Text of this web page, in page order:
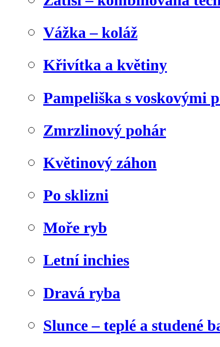
Vážka – koláž
Křivítka a květiny
Pampeliška s voskovými
Zmrzlinový pohár
Květinový záhon
Po sklizni
Moře ryb
Letní inchies
Dravá ryba
Slunce – teplé a studené